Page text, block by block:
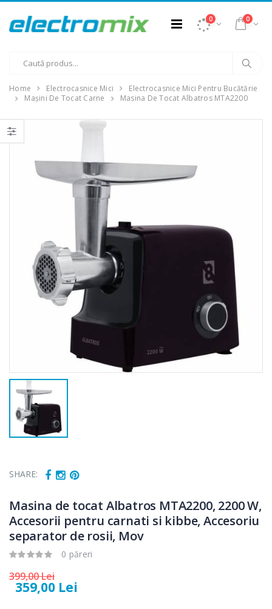
0 0
Home Electrocasnice Mici
Electrocasnice Mici Pentru Bucătărie
Mașini De Tocat Carne
Masina De Tocat Albatros MTA2200
SHARE:
Masina de tocat Albatros MTA2200, 2200 W,
Accesorii pentru carnati si kibbe, Accesoriu
separator de rosii, Mov
0 păreri
399,00 Lei
359,00 Lei
-15%
Cuptor cu
microunde
Heinner ...